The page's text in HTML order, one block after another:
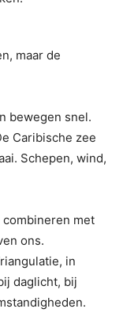
maar de
bewegen snel.
Caribische zee
Schepen, wind,
met
ons.
in
daglicht, bij